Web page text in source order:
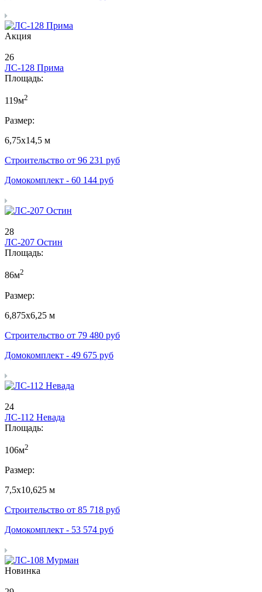
Акция
26
ЛС-128 Прима
Площадь:
119м2
Размер:
6,75х14,5 м
Строительство от 96 231 руб
Домокомплект - 60 144 руб
28
ЛС-207 Остин
Площадь:
86м2
Размер:
6,875х6,25 м
Строительство от 79 480 руб
Домокомплект - 49 675 руб
24
ЛС-112 Невада
Площадь:
106м2
Размер:
7,5х10,625 м
Строительство от 85 718 руб
Домокомплект - 53 574 руб
Новинка